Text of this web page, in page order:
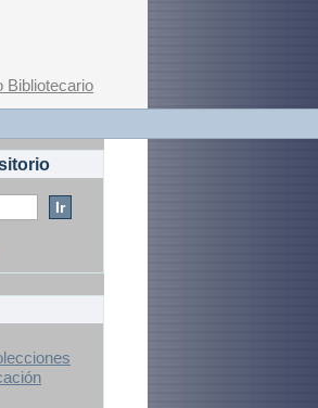
Bibliotecario